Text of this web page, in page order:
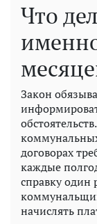
Что
Закон
договорах
каждые
справку один
начислять